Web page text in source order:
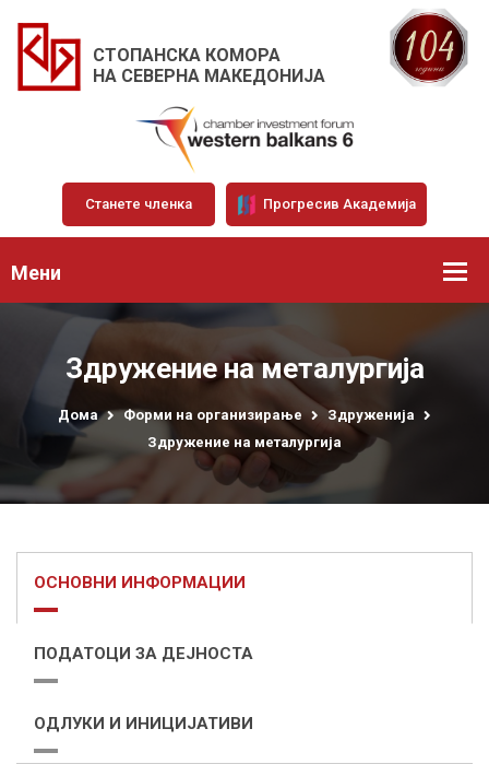
СТОПАНСКА КОМОРА
НА СЕВЕРНА МАКЕДОНИЈА
Станете членка Прогресив Академија
Мени
Здружение на металургија
Дома Форми на организирање
Здруженија
Здружение на металургија
ОСНОВНИ ИНФОРМАЦИИ
ПОДАТОЦИ ЗА ДЕЈНОСТА
ОДЛУКИ И ИНИЦИЈАТИВИ